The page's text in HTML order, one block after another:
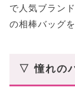
で人気ブラン
の相棒バッグ
▽ 憧れの